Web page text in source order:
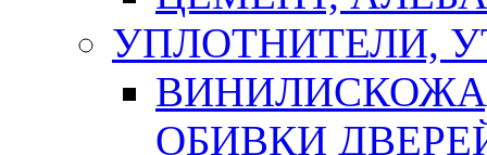
УПЛОТНИТЕЛИ,
ОБИВКИ